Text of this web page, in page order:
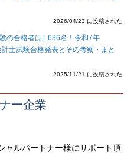
2026/04/23 に投稿された
の合格者は1,636名！令和7年
計士試験合格発表とその考察・まと
2025/11/21 に投稿された
ー企業
ャルパートナー様にサポート頂